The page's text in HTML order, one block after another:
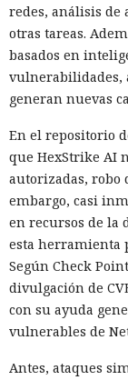
redes, análisis de
otras tareas.
basados en
vulnerabilidades,
generan nuevas
En el repositorio
que HexStrike AI
autorizadas, robo
embargo, casi
en recursos de la
esta herramienta
Según Check
divulgación de
con su ayuda
vulnerables de
Antes, ataques